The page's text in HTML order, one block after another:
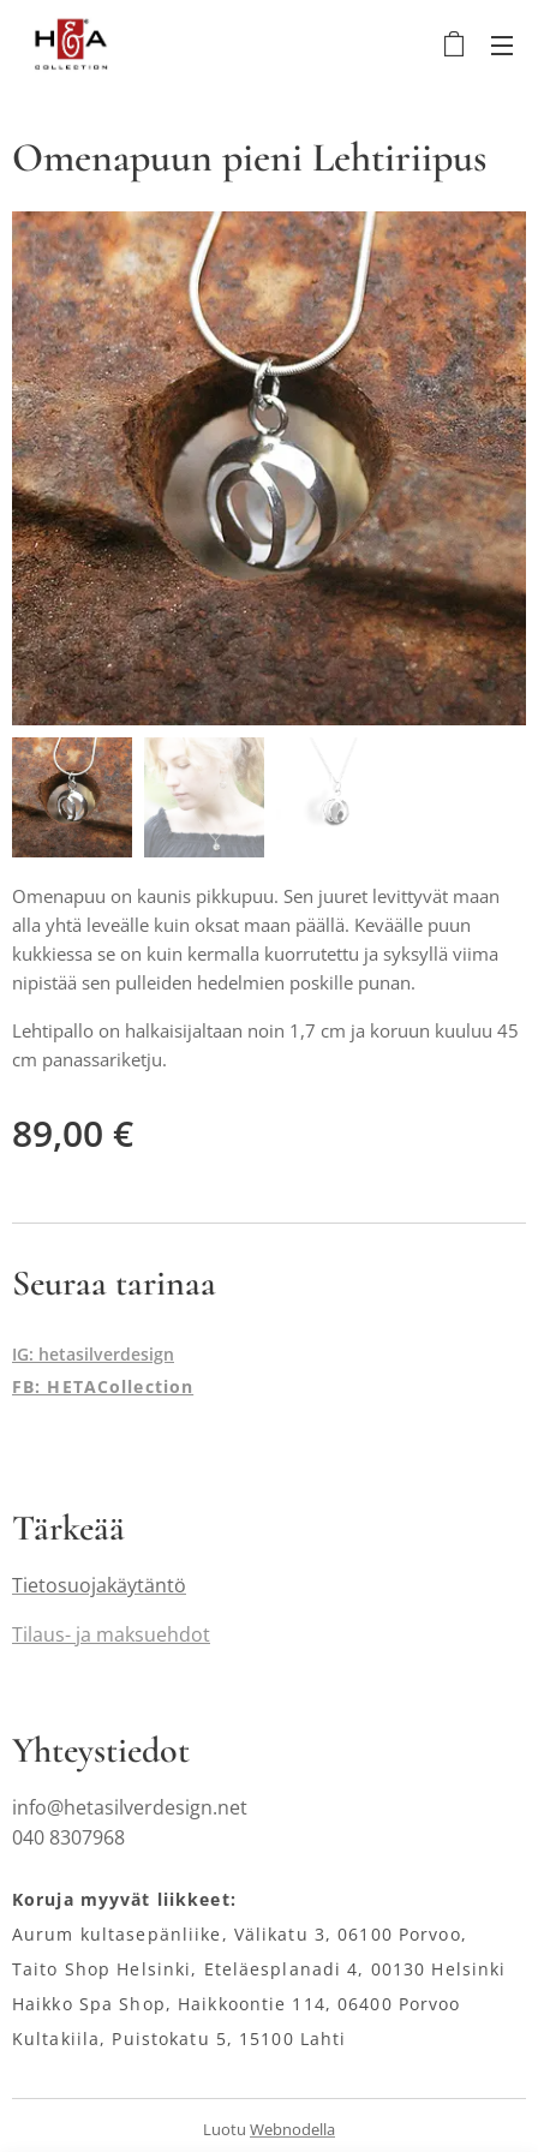
Omenapuun pieni Lehtiriipus
Omenapuu on kaunis pikkupuu. Sen juuret levittyvät maan
alla yhtä leveälle kuin oksat maan päällä. Keväälle puun
kukkiessa se on kuin kermalla kuorrutettu ja syksyllä viima
nipistää sen pulleiden hedelmien poskille punan.
Lehtipallo on halkaisijaltaan noin 1,7 cm ja koruun kuuluu 45
cm panassariketju.
89,00 €
Seuraa tarinaa
IG: hetasilverdesign
FB: HETACollection
Tärkeää
Tietosuojakäytäntö
Tilaus- ja maksuehdot
Yhteystiedot
info@hetasilverdesign.net
040 8307968
Koruja myyvät liikkeet:
Aurum kultasepänliike, Välikatu 3, 06100 Porvoo,
Taito Shop Helsinki, Eteläesplanadi 4, 00130 Helsinki
Haikko Spa Shop, Haikkoontie 114, 06400 Porvoo
Kultakiila, Puistokatu 5, 15100 Lahti
Luotu Webnodella